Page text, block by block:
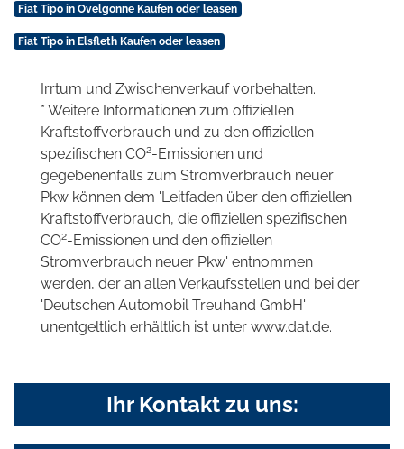
Fiat Tipo in Ovelgönne Kaufen oder leasen
Fiat Tipo in Elsfleth Kaufen oder leasen
Irrtum und Zwischenverkauf vorbehalten.
* Weitere Informationen zum offiziellen
Kraftstoffverbrauch und zu den offiziellen
spezifischen CO2-Emissionen und
gegebenenfalls zum Stromverbrauch neuer
Pkw können dem 'Leitfaden über den offiziellen
Kraftstoffverbrauch, die offiziellen spezifischen
CO2-Emissionen und den offiziellen
Stromverbrauch neuer Pkw' entnommen
werden, der an allen Verkaufsstellen und bei der
'Deutschen Automobil Treuhand GmbH'
unentgeltlich erhältlich ist unter www.dat.de.
Ihr Kontakt zu uns: